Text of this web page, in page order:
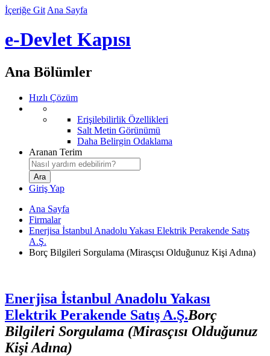
İçeriğe Git Ana Sayfa
e-Devlet Kapısı
Ana Bölümler
Hızlı Çözüm
Erişilebilirlik Özellikleri
Salt Metin Görünümü
Daha Belirgin Odaklama
Aranan Terim
Giriş Yap
Ana Sayfa
Firmalar
Enerjisa İstanbul Anadolu Yakası Elektrik Perakende Satış
A.Ş.
Borç Bilgileri Sorgulama (Mirasçısı Olduğunuz Kişi Adına)
Enerjisa İstanbul Anadolu Yakası
Elektrik Perakende Satış A.Ş.Borç
Bilgileri Sorgulama (Mirasçısı Olduğunuz
Kişi Adına)